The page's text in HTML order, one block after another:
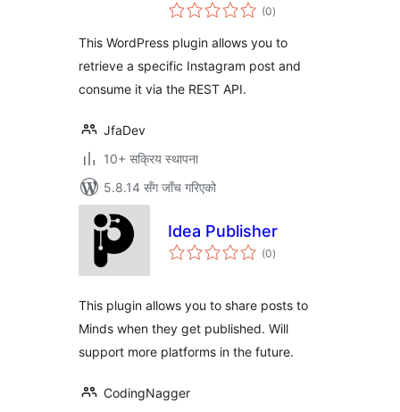
(0कुल
रेटिङ्गहरू
)
This WordPress plugin allows you to
retrieve a specific Instagram post and
consume it via the REST API.
JfaDev
10+ सक्रिय स्थापना
5.8.14 सँग जाँच गरिएको
Idea Publisher
(0कुल
रेटिङ्गहरू
)
This plugin allows you to share posts to
Minds when they get published. Will
support more platforms in the future.
CodingNagger